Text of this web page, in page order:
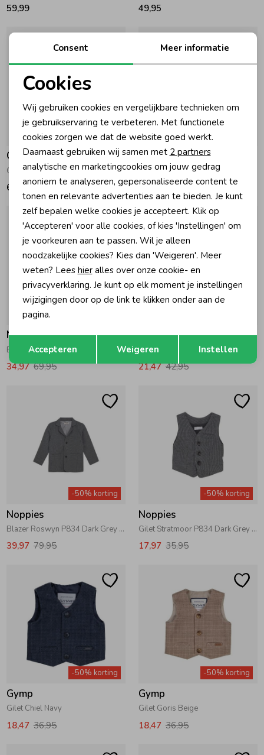
59,99 49,95
Gymp
Gilet Ibo B Blue
69,95
Gymp
Gilet Ringo LGN Pale Green
64,95
Noppies
Blazer Russells N436 Herringb. Pattern D.Green
34,97 69,95
Noppies
Gilet Rumson P287 Grey Melange
21,47 42,95
-50% korting
Noppies
Blazer Roswyn P834 Dark Grey Melange
39,97 79,95
-50% korting
Noppies
Gilet Stratmoor P834 Dark Grey Melange
17,97 35,95
-50% korting
Gymp
Gilet Chiel Navy
18,47 36,95
-50% korting
Gymp
Gilet Goris Beige
18,47 36,95
Noodzakelijke cookies
Personalisatie cookies
Analytische cookies
Marketing cookies
Opslaan
Consent Meer informatie
Cookies
Wij gebruiken cookies en vergelijkbare technieken om
je gebruikservaring te verbeteren. Met functionele
cookies zorgen we dat de website goed werkt.
Daarnaast gebruiken wij samen met 2 partners
analytische en marketingcookies om jouw gedrag
anoniem te analyseren, gepersonaliseerde content te
tonen en relevante advertenties aan te bieden. Je kunt
zelf bepalen welke cookies je accepteert. Klik op
'Accepteren' voor alle cookies, of kies 'Instellingen' om
je voorkeuren aan te passen. Wil je alleen
noodzakelijke cookies? Kies dan 'Weigeren'. Meer
weten? Lees hieralles over onze cookie- en
privacyverklaring. Je kunt op elk moment je instellingen
wijzigingen door op de link te klikken onder aan de
pagina.
Accepteren Weigeren Instellen